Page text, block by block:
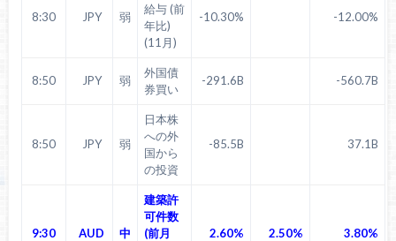
8:30 JPY 弱
給与 (前
年比)
(11月)
-10.30% -12.00%
8:50 JPY 弱
外国債
券買い
-291.6B -560.7B
8:50 JPY 弱
日本株
への外
国から
の投資
-85.5B 37.1B
9:30 AUD 中
建築許
可件数
(前月
2.60% 2.50% 3.80%